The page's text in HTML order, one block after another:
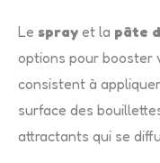
Le spray et la pâte
options pour booster
consistent à
surface des
attractants qui se